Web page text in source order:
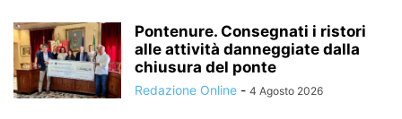
Pontenure. Consegnati i ristori
alle attività danneggiate dalla
chiusura del ponte
Redazione Online - 4 Agosto 2026